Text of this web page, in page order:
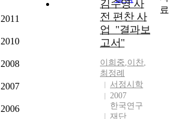
2011
2010
2008
2007
2006
김수영 사
전 편찬 사
업_"결과보
고서"
이희중,이찬,
최정례
서정시학
2007
한국연구
재단
료